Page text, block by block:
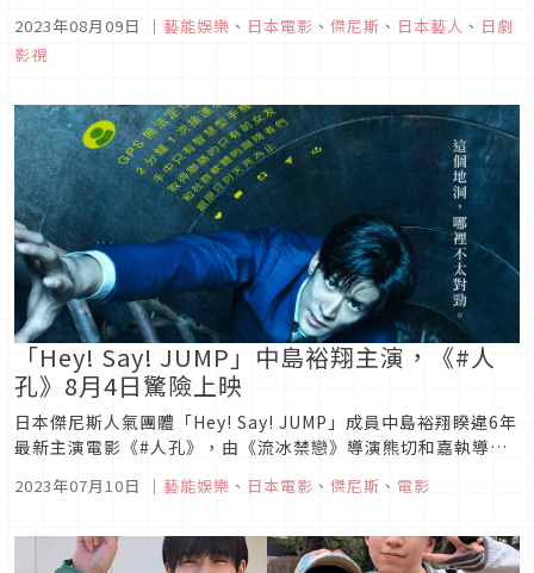
來「Hey! Say! JUMP」人氣成員中島裕翔領銜主演，因驚險刺
激的求救過程，以及兩分鐘一次的危機戲碼，在上映前就受到廣
2023年08月09日 ｜ 藝能娛樂 、 日本電影 、 傑尼斯 、 日本藝人 、 日劇
影視
「Hey! Say! JUMP」中島裕翔主演，《#人
孔》8月4日驚險上映
日本傑尼斯人氣團體「Hey! Say! JUMP」成員中島裕翔睽違6年
最新主演電影《#人孔》，由《流冰禁戀》導演熊切和嘉執導，
的川村俊介（中島裕翔 飾），在結婚前一晚不慎掉入下水道，瞬
村，在...
2023年07月10日 ｜ 藝能娛樂 、 日本電影 、 傑尼斯 、 電影